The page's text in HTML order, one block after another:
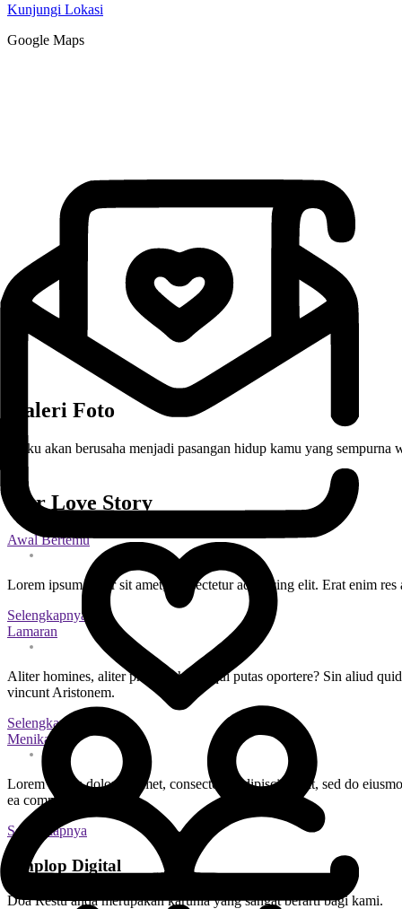
Kunjungi Lokasi
Google Maps
Galeri Foto
" Aku akan berusaha menjadi pasangan hidup kamu yang
Our Love Story
Awal Bertemu
Lorem ipsum dolor sit amet, consectetur adipiscing elit. Erat enim
Selengkapnya
Lamaran
Aliter homines, aliter philosophos loqui putas oportere? Sin aliud
vincunt Aristonem.
Selengkapnya
Menikah
Lorem ipsum dolor sit amet, consectetur adipiscing elit, sed do
ea commodo consequat.
Selengkapnya
Amplop Digital
Doa Restu anda merupakan karunia yang sangat berarti bagi kami.